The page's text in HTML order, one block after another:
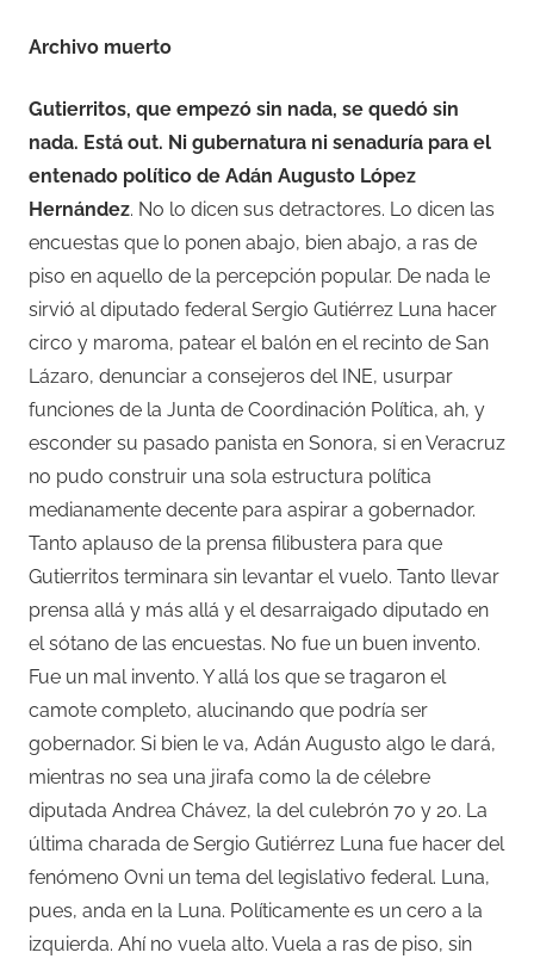
Archivo muerto
Gutierritos, que empezó sin nada, se quedó sin
nada. Está out. Ni gubernatura ni senaduría para el
entenado político de Adán Augusto López
Hernández. No lo dicen sus detractores. Lo dicen las
encuestas que lo ponen abajo, bien abajo, a ras de
piso en aquello de la percepción popular. De nada le
sirvió al diputado federal Sergio Gutiérrez Luna hacer
circo y maroma, patear el balón en el recinto de San
Lázaro, denunciar a consejeros del INE, usurpar
funciones de la Junta de Coordinación Política, ah, y
esconder su pasado panista en Sonora, si en Veracruz
no pudo construir una sola estructura política
medianamente decente para aspirar a gobernador.
Tanto aplauso de la prensa filibustera para que
Gutierritos terminara sin levantar el vuelo. Tanto llevar
prensa allá y más allá y el desarraigado diputado en
el sótano de las encuestas. No fue un buen invento.
Fue un mal invento. Y allá los que se tragaron el
camote completo, alucinando que podría ser
gobernador. Si bien le va, Adán Augusto algo le dará,
mientras no sea una jirafa como la de célebre
diputada Andrea Chávez, la del culebrón 70 y 20. La
última charada de Sergio Gutiérrez Luna fue hacer del
fenómeno Ovni un tema del legislativo federal. Luna,
pues, anda en la Luna. Políticamente es un cero a la
izquierda. Ahí no vuela alto. Vuela a ras de piso, sin